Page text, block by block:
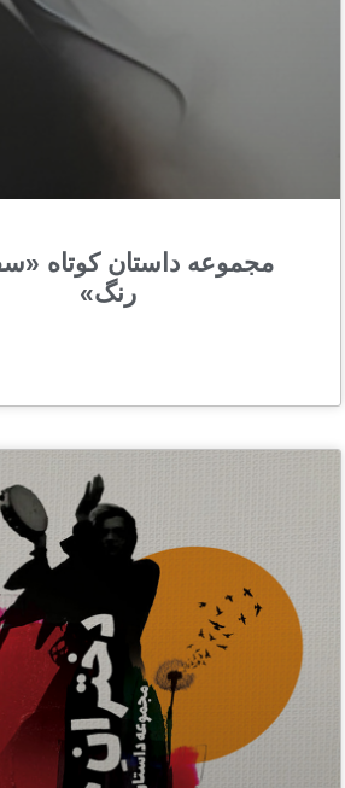
مجموعه داستان کوتاه
رنگ»